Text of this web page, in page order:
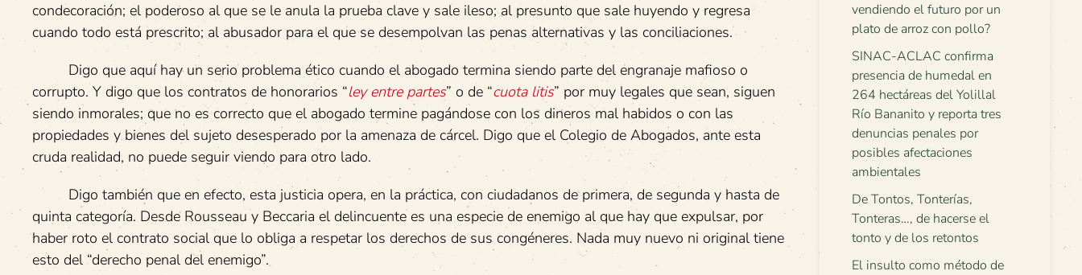
condecoración; el poderoso al que se le anula la prueba clave y sale ileso; al presunto que sale huyendo y regresa
cuando todo está prescrito; al abusador para el que se desempolvan las penas alternativas y las conciliaciones.
Digo que aquí hay un serio problema ético cuando el abogado termina siendo parte del engranaje mafioso o
corrupto. Y digo que los contratos de honorarios “ley entre partes” o de “cuota litis” por muy legales que sean, siguen
siendo inmorales; que no es correcto que el abogado termine pagándose con los dineros mal habidos o con las
propiedades y bienes del sujeto desesperado por la amenaza de cárcel. Digo que el Colegio de Abogados, ante esta
cruda realidad, no puede seguir viendo para otro lado.
Digo también que en efecto, esta justicia opera, en la práctica, con ciudadanos de primera, de segunda y hasta de
quinta categoría. Desde Rousseau y Beccaria el delincuente es una especie de enemigo al que hay que expulsar, por
haber roto el contrato social que lo obliga a respetar los derechos de sus congéneres. Nada muy nuevo ni original tiene
esto del “derecho penal del enemigo”.
vendiendo el futuro por un
plato de arroz con pollo?
SINAC-ACLAC confirma
presencia de humedal en
264 hectáreas del Yolillal
Río Bananito y reporta tres
denuncias penales por
posibles afectaciones
ambientales
De Tontos, Tonterías,
Tonteras…, de hacerse el
tonto y de los retontos
El insulto como método de